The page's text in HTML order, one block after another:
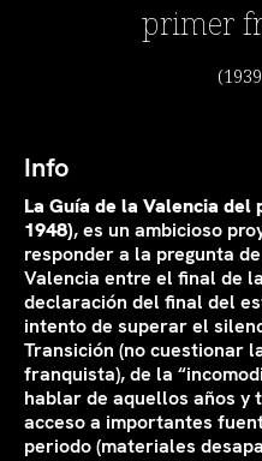
primer
Info
La Guía de la Valencia
1948), es un ambicioso
responder a la pregunta
Valencia entre el final de
declaración del final del
intento de superar el
Transición (no cuestionar
franquista), de la
hablar de aquellos años y
acceso a importantes
periodo (materiales